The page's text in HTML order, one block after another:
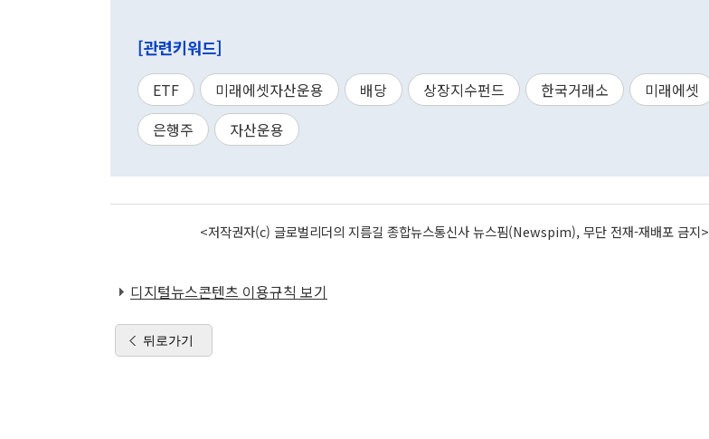
[관련키워드]
ETF 미래에셋자산운용 배당 상장지수펀드 한국거래소
미래에셋
은행주
자산운용
<저작권자(c) 글로벌리더의 지름길 종합뉴스통신사 뉴스핌(Newspim), 무단 전재-재배포 금지>
디지털뉴스콘텐츠 이용규칙 보기
뒤로가기